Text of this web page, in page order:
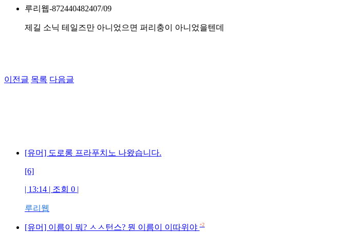
루리웹-872440482407/09
제길 소닉 테일즈만 아니었으면 퍼리충이 아니었을텐데
이전글 목록 다음글
[유머] 도로롱 프라푸치노 나왔습니다.
[6]
| 13:14 | 조회 0 |
루리웹
[유머] 이름이 뭐? ㅅㅅ턴스? 뭔 이름이 이따위야 +2